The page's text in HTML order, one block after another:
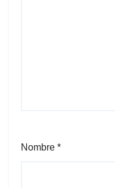
Nombre *